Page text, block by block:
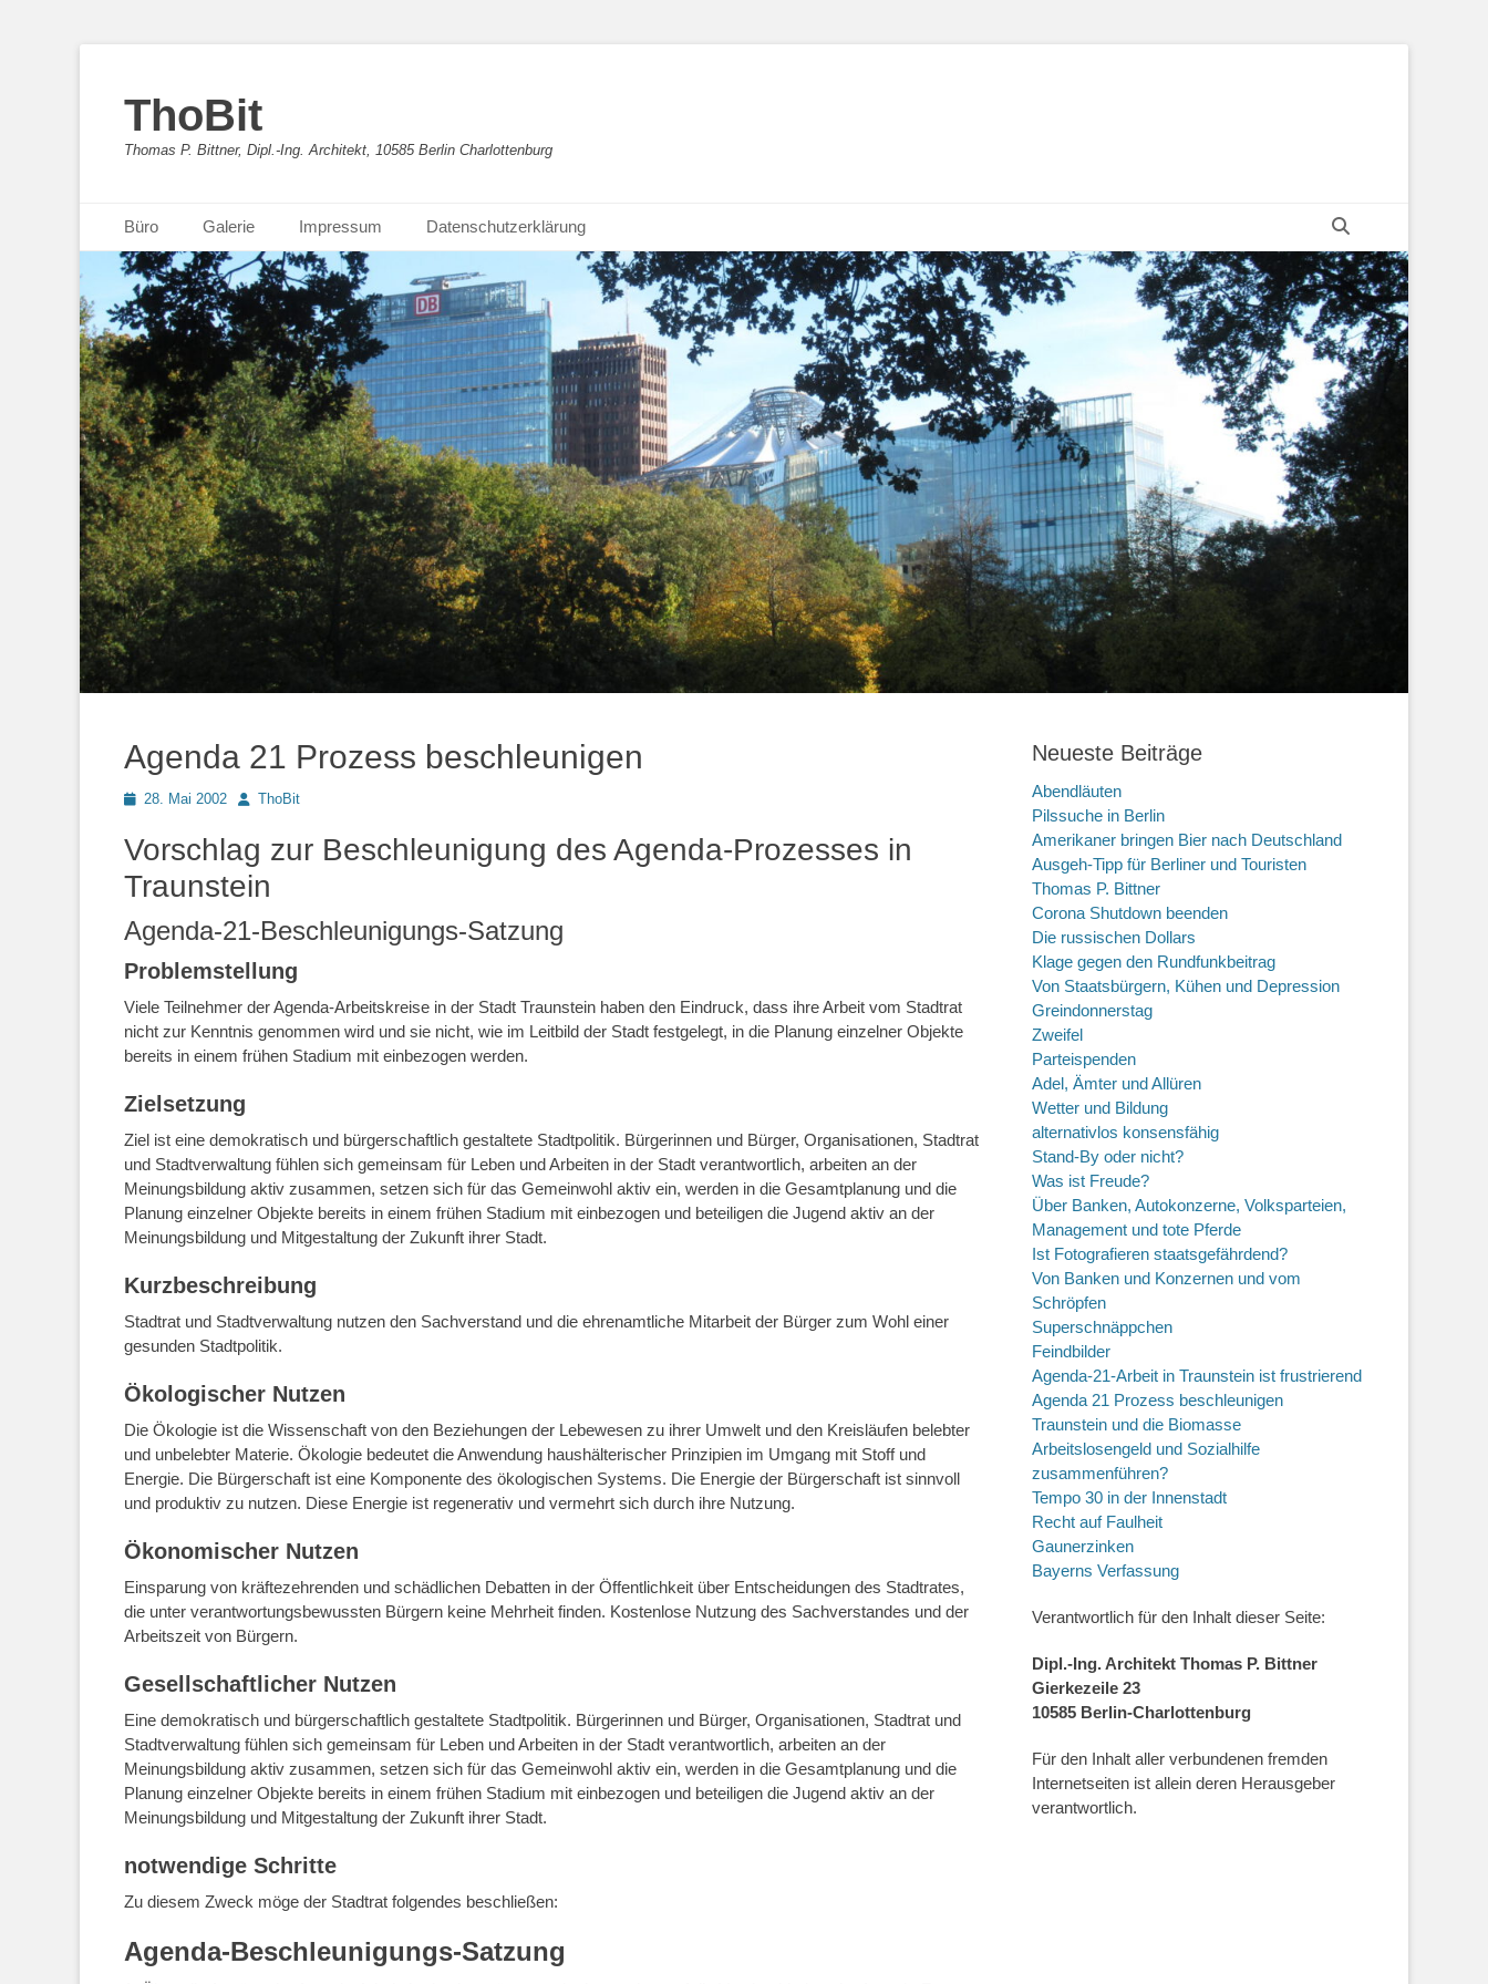
ThoBit
Thomas P. Bittner, Dipl.-Ing. Architekt, 10585 Berlin Charlottenburg
Primäres Menü
Inhalt
springen
Büro Galerie Impressum Datenschutzerklärung
Agenda 21 Prozess beschleunigen
Posted28. Mai 2002 AutorThoBit
Vorschlag zur Beschleunigung des Agenda-Prozesses in
Traunstein
Agenda-21-Beschleunigungs-Satzung
Problemstellung
Viele Teilnehmer der Agenda-Arbeitskreise in der Stadt Traunstein haben den Eindruck, dass ihre Arbeit vom Stadtrat
nicht zur Kenntnis genommen wird und sie nicht, wie im Leitbild der Stadt festgelegt, in die Planung einzelner Objekte
bereits in einem frühen Stadium mit einbezogen werden.
Zielsetzung
Ziel ist eine demokratisch und bürgerschaftlich gestaltete Stadtpolitik. Bürgerinnen und Bürger, Organisationen, Stadtrat
und Stadtverwaltung fühlen sich gemeinsam für Leben und Arbeiten in der Stadt verantwortlich, arbeiten an der
Meinungsbildung aktiv zusammen, setzen sich für das Gemeinwohl aktiv ein, werden in die Gesamtplanung und die
Planung einzelner Objekte bereits in einem frühen Stadium mit einbezogen und beteiligen die Jugend aktiv an der
Meinungsbildung und Mitgestaltung der Zukunft ihrer Stadt.
Kurzbeschreibung
Stadtrat und Stadtverwaltung nutzen den Sachverstand und die ehrenamtliche Mitarbeit der Bürger zum Wohl einer
gesunden Stadtpolitik.
Ökologischer Nutzen
Die Ökologie ist die Wissenschaft von den Beziehungen der Lebewesen zu ihrer Umwelt und den Kreisläufen belebter
und unbelebter Materie. Ökologie bedeutet die Anwendung haushälterischer Prinzipien im Umgang mit Stoff und
Energie. Die Bürgerschaft ist eine Komponente des ökologischen Systems. Die Energie der Bürgerschaft ist sinnvoll
und produktiv zu nutzen. Diese Energie ist regenerativ und vermehrt sich durch ihre Nutzung.
Ökonomischer Nutzen
Einsparung von kräftezehrenden und schädlichen Debatten in der Öffentlichkeit über Entscheidungen des Stadtrates,
die unter verantwortungsbewussten Bürgern keine Mehrheit finden. Kostenlose Nutzung des Sachverstandes und der
Arbeitszeit von Bürgern.
Gesellschaftlicher Nutzen
Eine demokratisch und bürgerschaftlich gestaltete Stadtpolitik. Bürgerinnen und Bürger, Organisationen, Stadtrat und
Stadtverwaltung fühlen sich gemeinsam für Leben und Arbeiten in der Stadt verantwortlich, arbeiten an der
Meinungsbildung aktiv zusammen, setzen sich für das Gemeinwohl aktiv ein, werden in die Gesamtplanung und die
Planung einzelner Objekte bereits in einem frühen Stadium mit einbezogen und beteiligen die Jugend aktiv an der
Meinungsbildung und Mitgestaltung der Zukunft ihrer Stadt.
notwendige Schritte
Zu diesem Zweck möge der Stadtrat folgendes beschließen:
Agenda-Beschleunigungs-Satzung
Neueste Beiträge
Abendläuten
Pilssuche in Berlin
Amerikaner bringen Bier nach Deutschland
Ausgeh-Tipp für Berliner und Touristen
Thomas P. Bittner
Corona Shutdown beenden
Die russischen Dollars
Klage gegen den Rundfunkbeitrag
Von Staatsbürgern, Kühen und Depression
Greindonnerstag
Zweifel
Parteispenden
Adel, Ämter und Allüren
Wetter und Bildung
alternativlos konsensfähig
Stand-By oder nicht?
Was ist Freude?
Über Banken, Autokonzerne, Volksparteien,
Management und tote Pferde
Ist Fotografieren staatsgefährdend?
Von Banken und Konzernen und vom
Schröpfen
Superschnäppchen
Feindbilder
Agenda-21-Arbeit in Traunstein ist frustrierend
Agenda 21 Prozess beschleunigen
Traunstein und die Biomasse
Arbeitslosengeld und Sozialhilfe
zusammenführen?
Tempo 30 in der Innenstadt
Recht auf Faulheit
Gaunerzinken
Bayerns Verfassung
Verantwortlich für den Inhalt dieser Seite:
Dipl.-Ing. Architekt Thomas P. Bittner
Gierkezeile 23
10585 Berlin-Charlottenburg
Für den Inhalt aller verbundenen fremden
Internetseiten ist allein deren Herausgeber
verantwortlich.